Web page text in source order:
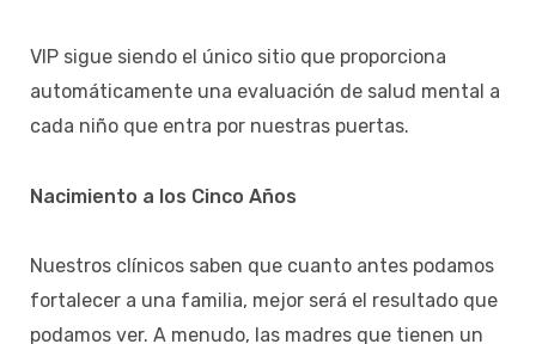
VIP sigue siendo el único sitio que proporciona
automáticamente una evaluación de salud mental a
cada niño que entra por nuestras puertas.
Nacimiento a los Cinco Años
Nuestros clínicos saben que cuanto antes podamos
fortalecer a una familia, mejor será el resultado que
podamos ver. A menudo, las madres que tienen un